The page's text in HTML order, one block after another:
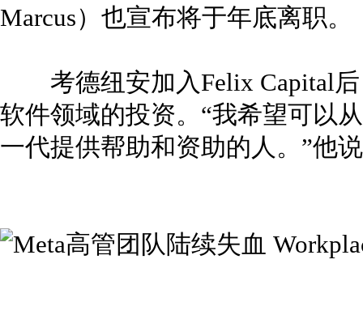
Marcus）也宣布将于年底离职。
考德纽安加入Felix Capital后
软件领域的投资。“我希望可以
一代提供帮助和资助的人。”他